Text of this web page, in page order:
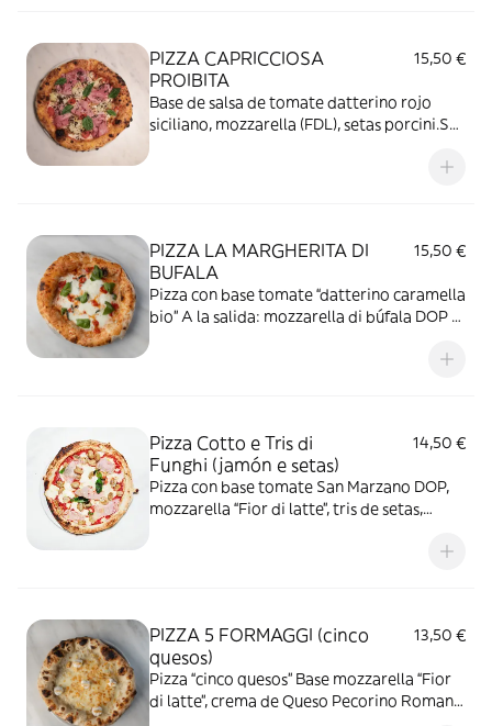
PIZZA CAPRICCIOSA
PROIBITA
15,50 €
Base de salsa de tomate datterino rojo
siciliano, mozzarella (FDL), setas porcini.Se
Capitelli, alcachofas confitadas, tierra de
PIZZA LA MARGHERITA DI
BUFALA
15,50 €
Pizza con base tomate “datterino caramella
bio” A la salida: mozzarella di búfala DOP y
Pizza Cotto e Tris di
Funghi (jamón e setas)
14,50 €
Pizza con base tomate San Marzano DOP,
mozzarella “Fior di latte”, tris de setas,
PIZZA 5 FORMAGGI (cinco
quesos)
13,50 €
Pizza “cinco quesos” Base mozzarella “Fior
di latte”, crema de Queso Pecorino Romano